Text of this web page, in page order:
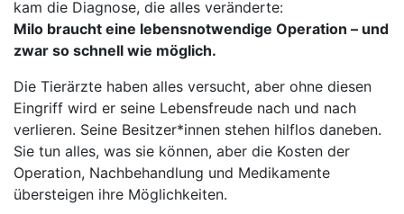
kam die Diagnose, die alles veränderte:
Milo braucht eine lebensnotwendige Operation – und
zwar so schnell wie möglich.
Die Tierärzte haben alles versucht, aber ohne diesen
Eingriff wird er seine Lebensfreude nach und nach
verlieren. Seine Besitzer*innen stehen hilflos daneben.
Sie tun alles, was sie können, aber die Kosten der
Operation, Nachbehandlung und Medikamente
übersteigen ihre Möglichkeiten.